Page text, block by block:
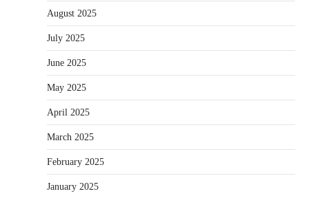
August 2025
July 2025
June 2025
May 2025
April 2025
March 2025
February 2025
January 2025